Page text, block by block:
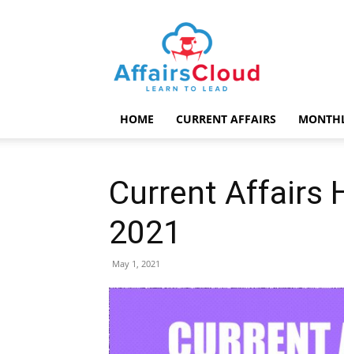
AffairsCloud.com
HOME CURRENT AFFAIRS
Current Affairs
2021
May 1, 2021